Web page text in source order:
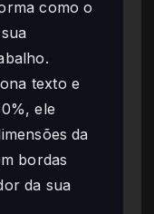
como o
texto e
ele
da
bordas
da sua